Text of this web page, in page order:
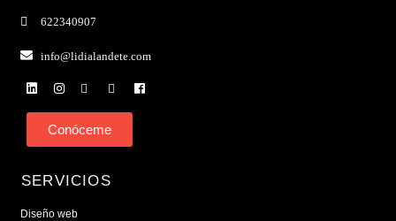
622340907
info@lidialandete.com
Conóceme
SERVICIOS
Diseño web